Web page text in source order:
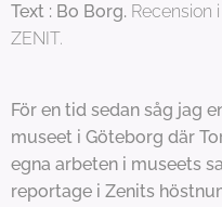
Text : Bo Borg. Recension
ZENIT.
För en tid sedan såg jag
museet i Göteborg där
egna arbeten i museets
reportage i Zenits